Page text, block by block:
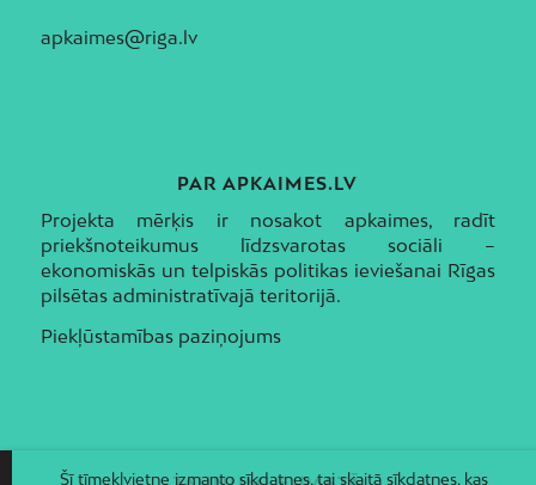
apkaimes@riga.lv
PAR APKAIMES.LV
Projekta mērķis ir nosakot apkaimes, radīt
priekšnoteikumus līdzsvarotas sociāli –
ekonomiskās un telpiskās politikas ieviešanai Rīgas
pilsētas administratīvajā teritorijā.
Piekļūstamības paziņojums
Šī tīmekļvietne izmanto sīkdatnes, tai skaitā sīkdatnes, kas